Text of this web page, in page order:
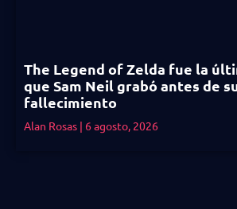
The Legend of Zelda fue la
que Sam Neil grabó antes de
fallecimiento
Alan Rosas 6 agosto, 2026